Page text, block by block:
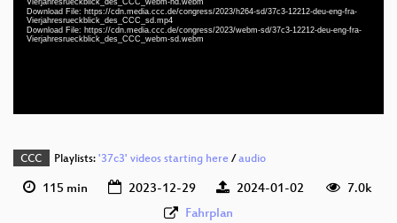
Download File: https://cdn.media.ccc.de/congress/2023/h264-sd/37c3-12212-deu-eng-fra-
Vierjahresrueckblick_des_CCC_sd.mp4
Download File: https://cdn.media.ccc.de/congress/2023/webm-sd/37c3-12212-deu-eng-fra-
Vierjahresrueckblick_des_CCC_webm-sd.webm
deu (todo)
deu-eng-fra 1080p (webm)
CCC Playlists: '37c3' videos starting here/audio
115 min 2023-12-29 2024-01-02
7.0k
Fahrplan